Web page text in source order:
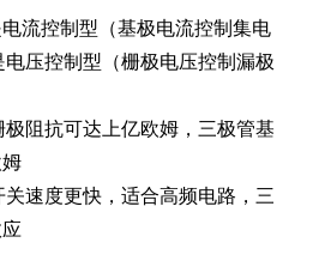
电流控制型（基极电流控制集电
压控制型（栅极电压控制漏极
极阻抗可达上亿欧姆，三极管基
关速度更快，适合高频电路，三